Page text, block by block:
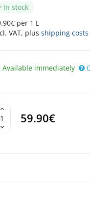
In stock
per 1 L
VAT, plus shipping costs
Available immediately
59.90€